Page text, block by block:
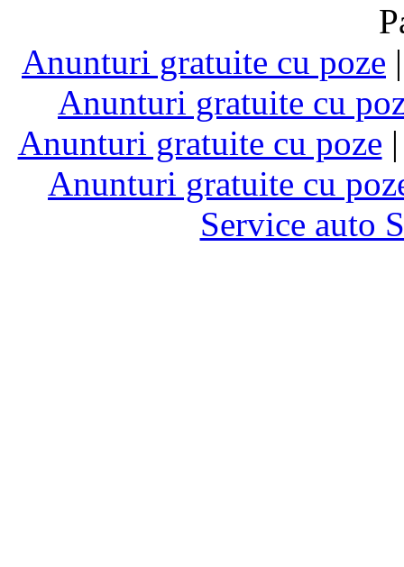
Anunturi gratuite cu poze
Anunturi gratuite cu
Anunturi gratuite cu poze
Anunturi gratuite cu
Service auto